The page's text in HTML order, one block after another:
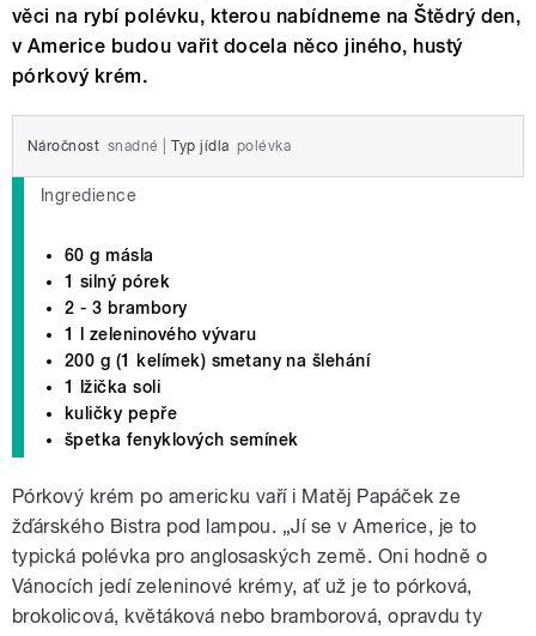
věci na rybí polévku, kterou nabídneme na Štědrý den,
v Americe budou vařit docela něco jiného, hustý
pórkový krém.
Náročnost snadné Typ jídla polévka
Ingredience
60 g másla
1 silný pórek
2 - 3 brambory
1 l zeleninového vývaru
200 g (1 kelímek) smetany na šlehání
1 lžička soli
kuličky pepře
špetka fenyklových semínek
Pórkový krém po americku vaří i Matěj Papáček ze
žďárského Bistra pod lampou. „Jí se v Americe, je to
typická polévka pro anglosaských země. Oni hodně o
Vánocích jedí zeleninové krémy, ať už je to pórková,
brokolicová, květáková nebo bramborová, opravdu ty